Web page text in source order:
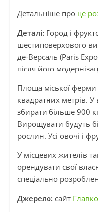
Детальніше про це
Деталі: Город і
шестиповерхового
де-Версаль (Paris
після його
Площа міської
квадратних метрів.
збирати більше 900
Вирощувати будуть
рослин. Усі овочі і
У місцевих жителів
орендувати свої
спеціально
Джерело: сайт